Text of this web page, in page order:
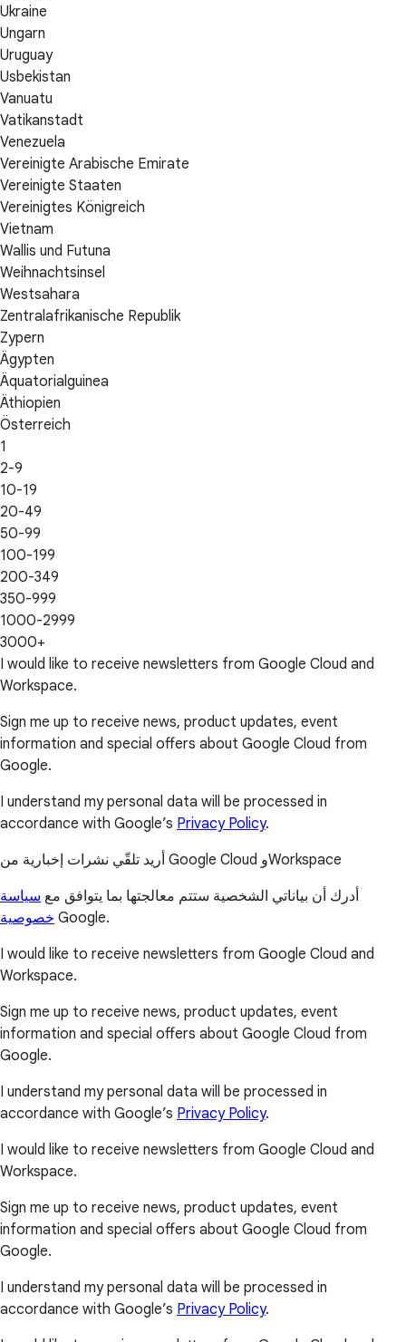
Ukraine
Ungarn
Uruguay
Usbekistan
Vanuatu
Vatikanstadt
Venezuela
Vereinigte Arabische Emirate
Vereinigte Staaten
Vereinigtes Königreich
Vietnam
Wallis und Futuna
Weihnachtsinsel
Westsahara
Zentralafrikanische Republik
Zypern
Ägypten
Äquatorialguinea
Äthiopien
Österreich
1
2-9
10-19
20-49
50-99
100-199
200-349
350-999
1000-2999
3000+
I would like to receive newsletters from Google Cloud and
Workspace.
Sign me up to receive news, product updates, event
information and special offers about Google Cloud from
Google.
I understand my personal data will be processed in
accordance with Google’s Privacy Policy.
أريد تلقّي نشرات إخبارية من Google Cloud وWorkspace
أدرك أن بياناتي الشخصية ستتم معالجتها بما يتوافق مع سياسة
خصوصية Google.
I would like to receive newsletters from Google Cloud and
Workspace.
Sign me up to receive news, product updates, event
information and special offers about Google Cloud from
Google.
I understand my personal data will be processed in
accordance with Google’s Privacy Policy.
I would like to receive newsletters from Google Cloud and
Workspace.
Sign me up to receive news, product updates, event
information and special offers about Google Cloud from
Google.
I understand my personal data will be processed in
accordance with Google’s Privacy Policy.